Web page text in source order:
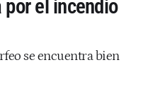
por el incendio
se encuentra bien